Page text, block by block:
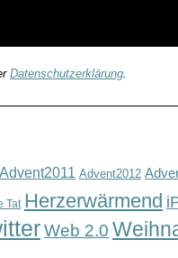
Datenschutzerklärung
Advent2011 Advent2012
Tat Herzerwärmend
Web 2.0